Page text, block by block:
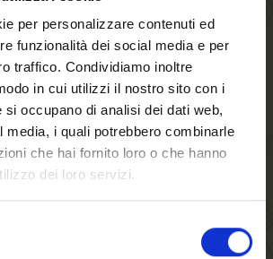
per personalizzare contenuti ed
funzionalità dei social media e per
traffico. Condividiamo inoltre
in cui utilizzi il nostro sito con i
si occupano di analisi dei dati web,
media, i quali potrebbero combinarle
che hai fornito loro o che hanno
dei loro servizi.
sono escluse le spese di spedizione.)
sono escluse le spese di spedizione.
per importi superiori a 80€